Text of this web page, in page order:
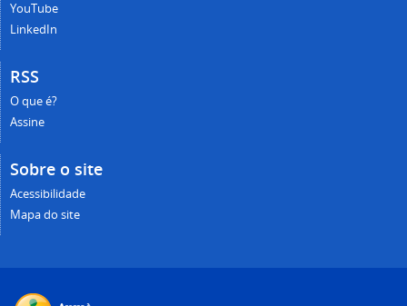
YouTube
LinkedIn
RSS
O que é?
Assine
Sobre o site
Acessibilidade
Mapa do site